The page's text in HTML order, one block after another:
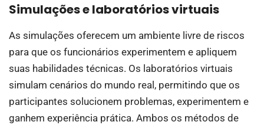
Simulações e laboratórios virtuais
As simulações oferecem um ambiente livre de riscos
para que os funcionários experimentem e apliquem
suas habilidades técnicas. Os laboratórios virtuais
simulam cenários do mundo real, permitindo que os
participantes solucionem problemas, experimentem e
ganhem experiência prática. Ambos os métodos de